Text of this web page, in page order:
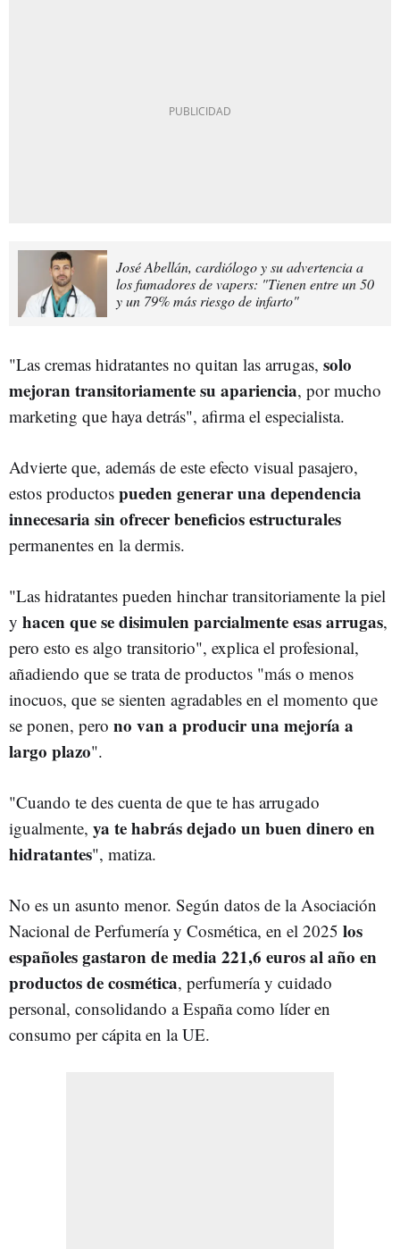
José Abellán, cardiólogo y su advertencia a
los fumadores de vapers: "Tienen entre un 50
y un 79% más riesgo de infarto"
"Las cremas hidratantes no quitan las arrugas, solo
mejoran transitoriamente su apariencia, por mucho
marketing que haya detrás", afirma el especialista.
Advierte que, además de este efecto visual pasajero,
estos productos pueden generar una dependencia
innecesaria sin ofrecer beneficios estructurales
permanentes en la dermis.
"Las hidratantes pueden hinchar transitoriamente la piel
y hacen que se disimulen parcialmente esas arrugas,
pero esto es algo transitorio", explica el profesional,
añadiendo que se trata de productos "más o menos
inocuos, que se sienten agradables en el momento que
se ponen, pero no van a producir una mejoría a
largo plazo".
"Cuando te des cuenta de que te has arrugado
igualmente, ya te habrás dejado un buen dinero en
hidratantes", matiza.
No es un asunto menor. Según datos de la Asociación
Nacional de Perfumería y Cosmética, en el 2025 los
españoles gastaron de media 221,6 euros al año en
productos de cosmética, perfumería y cuidado
personal, consolidando a España como líder en
consumo per cápita en la UE.